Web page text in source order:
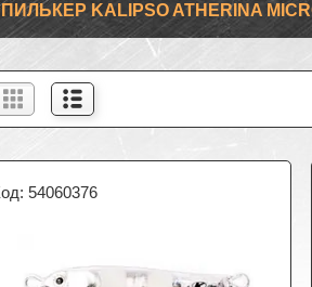
ПИЛЬКЕР KALIPSO ATHERINA
54060376